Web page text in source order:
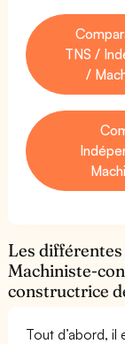
TNS /
/
Les
Machiniste-
constructrice
Tout d’abord, il